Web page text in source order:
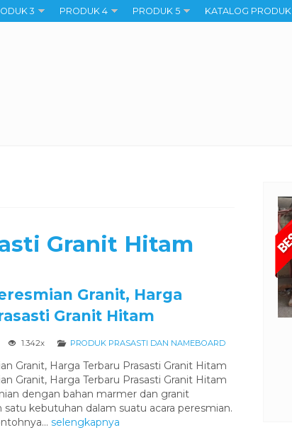
3 PRODUK 4 PRODUK 5 KATALOG PRODUK
Granit Hitam
Granit, Harga
Granit Hitam
1.342x PRODUK PRASASTI DAN NAMEBOARD
Granit, Harga Terbaru Prasasti Granit Hitam
Granit, Harga Terbaru Prasasti Granit Hitam
dengan bahan marmer dan granit
satu kebutuhan dalam suatu acara peresmian.
selengkapnya
60X40
Harga Hubungi Kami